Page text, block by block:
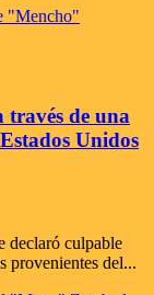
través de una
Unidos
declaró culpable
provenientes del...